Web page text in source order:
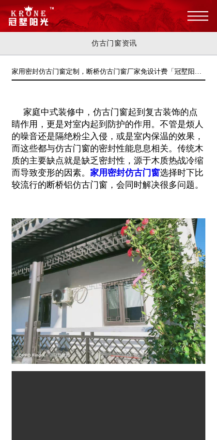
仿古门窗资讯
家用密封仿古门窗定制，断桥仿古门窗厂家免设计费「冠墅阳
家庭中式装修中，仿古门窗起到复古装饰的点
睛作用，更是对室内起到防护的作用。不管是烦人
的噪音还是隔绝粉尘入侵，或是室内保温的效果，
而这些都与仿古门窗的密封性能息息相关。传统木
质的主要缺点就是缺乏密封性，源于木质热战冷缩
而导致变形的因素。 家用密封仿古门窗选择时下比
较流行的断桥铝仿古门窗，会同时解决很多问题。